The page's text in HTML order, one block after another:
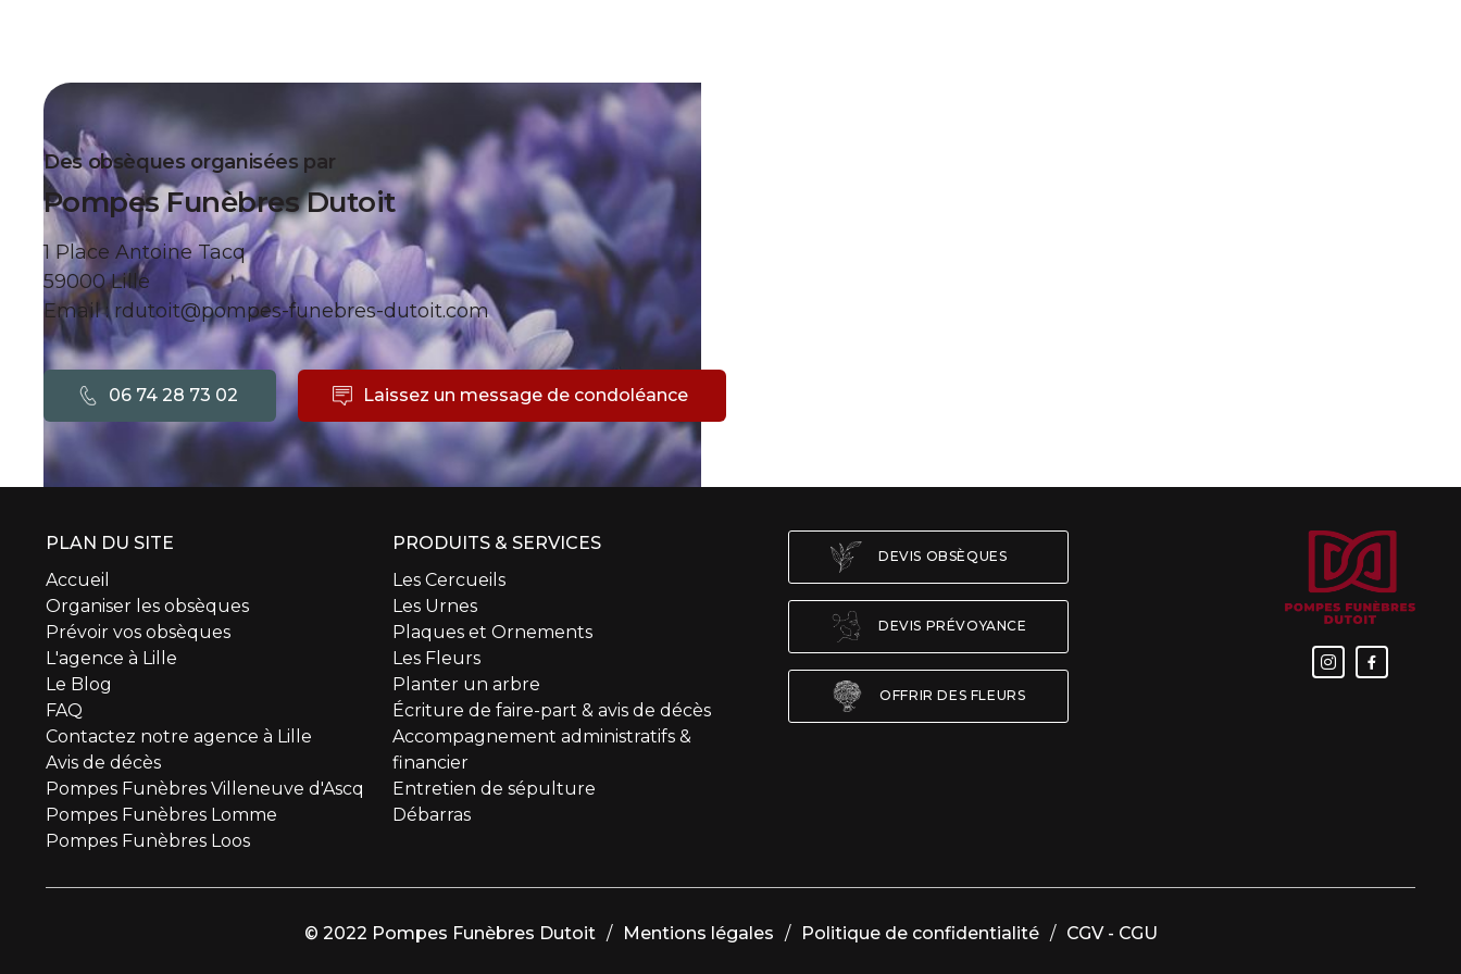
Des obsèques organisées par
Pompes Funèbres Dutoit
1 Place Antoine Tacq
59000 Lille
Email : rdutoit@pompes-funebres-dutoit.com
06 74 28 73 02 Laissez un message de condoléance
PLAN DU SITE
Accueil
Organiser les obsèques
Prévoir vos obsèques
L'agence à Lille
Le Blog
FAQ
Contactez notre agence à Lille
Avis de décès
Pompes Funèbres Villeneuve d'Ascq
Pompes Funèbres Lomme
Pompes Funèbres Loos
PRODUITS & SERVICES
Les Cercueils
Les Urnes
Plaques et Ornements
Les Fleurs
Planter un arbre
Écriture de faire-part & avis de décès
Accompagnement administratifs &
financier
Entretien de sépulture
Débarras
DEVIS OBSÈQUES
DEVIS PRÉVOYANCE
OFFRIR DES FLEURS
 
© 2022 Pompes Funèbres Dutoit / Mentions légales / Politique de confidentialité / CGV - CGU